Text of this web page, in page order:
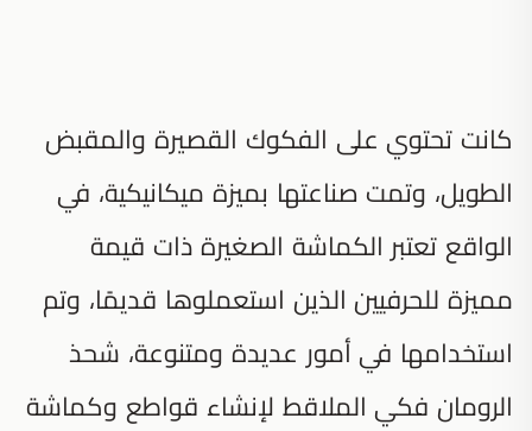
كانت تحتوي على الفكوك القصيرة والمقبض
الطويل، وتمت صناعتها بميزة ميكانيكية، في
الواقع تعتبر الكماشة الصغيرة ذات قيمة
مميزة للحرفيين الذين استعملوها قديمًا، وتم
استخدامها في أمور عديدة ومتنوعة، شحذ
الرومان فكي الملاقط لإنشاء قواطع وكماشة